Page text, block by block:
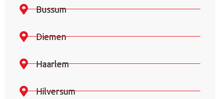
Bussum
Diemen
Haarlem
Hilversum